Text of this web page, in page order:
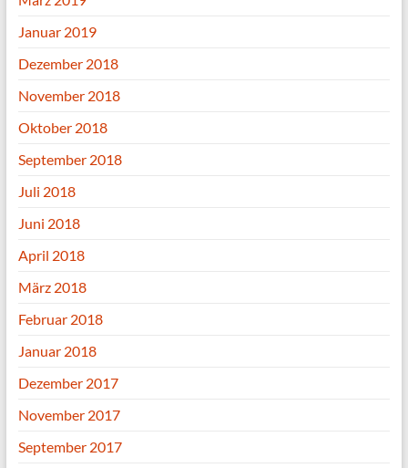
Januar 2019
Dezember 2018
November 2018
Oktober 2018
September 2018
Juli 2018
Juni 2018
April 2018
März 2018
Februar 2018
Januar 2018
Dezember 2017
November 2017
September 2017